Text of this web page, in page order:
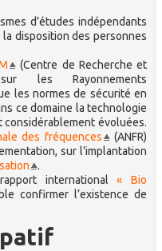
d’études indépendants
disposition des personnes
(Centre de Recherche et
sur les Rayonnements
les normes de sécurité en
ce domaine la technologie
évoluées.
des fréquences
(ANFR)
sur l’implantation
.
international« Bio
confirmer l’existence de